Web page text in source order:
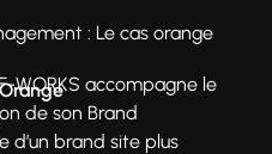
: Le cas orange
WORKS accompagne le
de son Brand
d’un brand site plus